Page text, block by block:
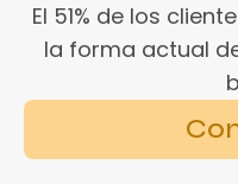
El 51% de los
la forma actual